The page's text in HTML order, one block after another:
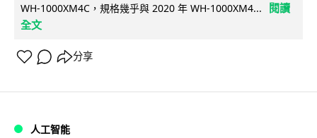
WH-1000XM4C，規格幾乎與 2020 年 WH-1000XM4...
閱讀
全文
分享
人工智能